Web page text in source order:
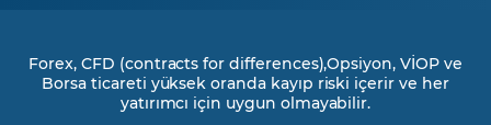
Forex, CFD (contracts for differences),Opsiyon, VİOP ve
Borsa ticareti yüksek oranda kayıp riski içerir ve her
yatırımcı için uygun olmayabilir.